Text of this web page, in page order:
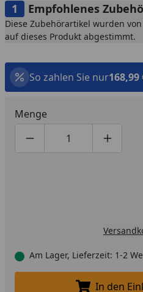
Empfohlenes
Diese Zubehörartikel wurden
auf dieses Produkt abgestimmt.
So zahlen Sie nur168,99
Menge
Produktmenge um eins
Produktmenge
Am Lager, Lieferzeit: 1-2
In den